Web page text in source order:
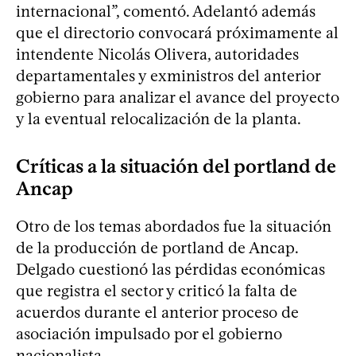
internacional”, comentó. Adelantó además
que el directorio convocará próximamente al
intendente Nicolás Olivera, autoridades
departamentales y exministros del anterior
gobierno para analizar el avance del proyecto
y la eventual relocalización de la planta.
Críticas a la situación del portland de
Ancap
Otro de los temas abordados fue la situación
de la producción de portland de Ancap.
Delgado cuestionó las pérdidas económicas
que registra el sector y criticó la falta de
acuerdos durante el anterior proceso de
asociación impulsado por el gobierno